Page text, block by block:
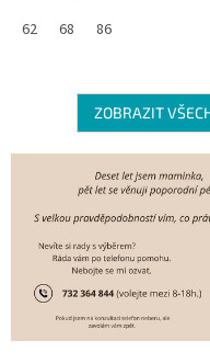
UPF 50+. Skvělé že? Navíc se...
62 68 86
ZOBRAZIT